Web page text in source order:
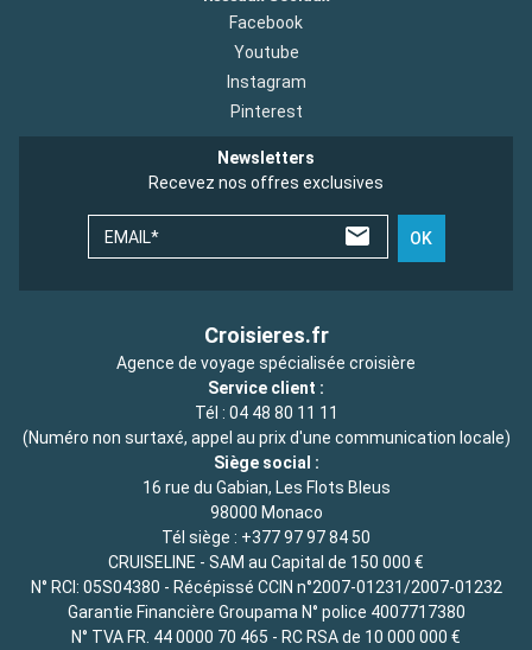
Facebook
Youtube
Instagram
Pinterest
Newsletters
Recevez nos offres exclusives
EMAIL* OK
Croisieres.fr
Agence de voyage spécialisée croisière
Service client :
Tél : 04 48 80 11 11
(Numéro non surtaxé, appel au prix d'une communication locale)
Siège social :
16 rue du Gabian, Les Flots Bleus
98000 Monaco
Tél siège : +377 97 97 84 50
CRUISELINE - SAM au Capital de 150 000 €
N° RCI: 05S04380 - Récépissé CCIN n°2007-01231/2007-01232
Garantie Financière Groupama N° police 4007717380
N° TVA FR. 44 0000 70 465 - RC RSA de 10 000 000 €